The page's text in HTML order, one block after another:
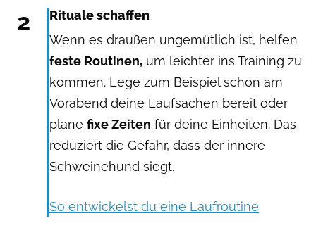
2
Rituale schaffen
Wenn es draußen ungemütlich ist, helfen
feste Routinen, um leichter ins Training zu
kommen. Lege zum Beispiel schon am
Vorabend deine Laufsachen bereit oder
plane fixe Zeiten für deine Einheiten. Das
reduziert die Gefahr, dass der innere
Schweinehund siegt.
So entwickelst du eine Laufroutine